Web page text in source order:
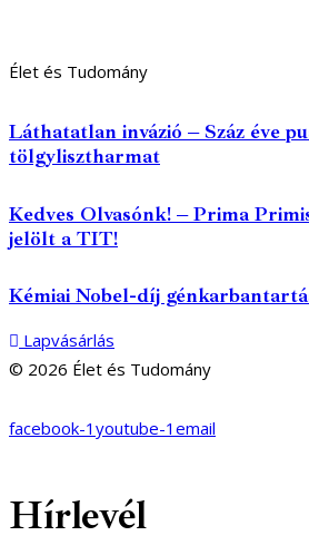
Élet és Tudomány
Láthatatlan invázió – Száz éve
tölgylisztharmat
Kedves Olvasónk! – Prima
jelölt a TIT!
Kémiai Nobel-díj
Lapvásárlás
© 2026 Élet és Tudomány
facebook-1 youtube-1 email
Hírlevél